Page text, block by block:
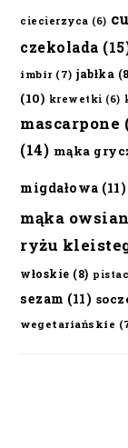
ciecierzyca (6)
czekolada
imbir (7) jabłka
(10) krewetki (6)
mascarpone
(14) mąka
migdałowa (11)
mąka
ryżu
włoskie (8)
sezam (11)
wegetariańskie